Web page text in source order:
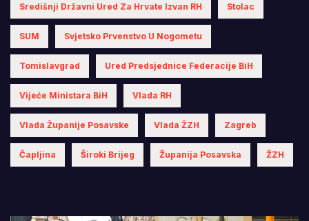
Središnji Državni Ured Za Hrvate Izvan RH Stolac
SUM Svjetsko Prvenstvo U Nogometu
Tomislavgrad Ured Predsjednice Federacije BiH
Vijeće Ministara BiH Vlada RH
Vlada Županije Posavske Vlada ŽZH Zagreb
Čapljina Široki Brijeg Županija Posavska ŽZH